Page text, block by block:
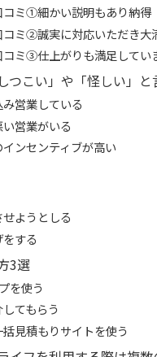
コミ①細かい説明もあり納得
コミ②誠実に対応いただき大
コミ③仕上がりも満足してい
つこい」や「怪しい」
営業している
営業がいる
ンセンティブが高い
ようとしる
する
3選
を使う
てもらう
見積もりサイトを使う